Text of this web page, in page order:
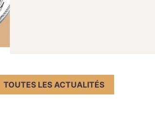
TOUTES LES ACTUALITÉS